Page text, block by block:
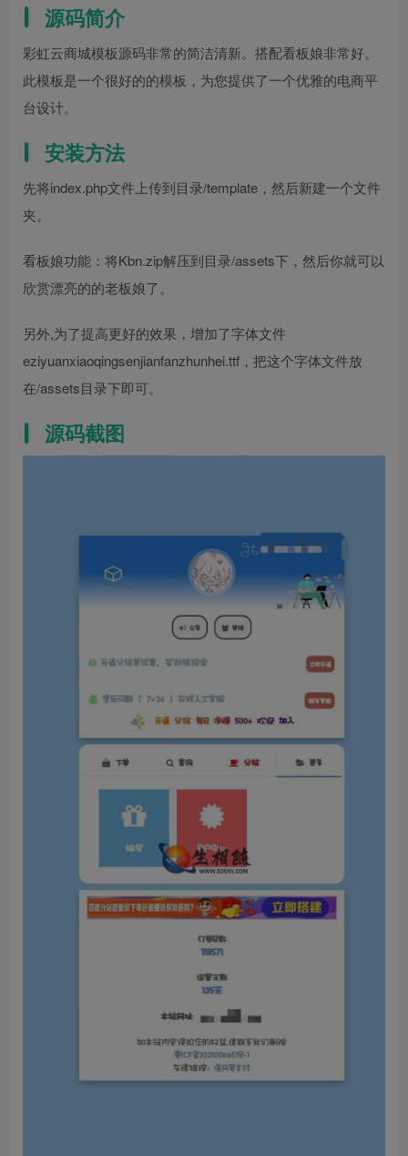
源码简介
彩虹云商城模板源码非常的简洁清新。搭配看板娘非常好。
此模板是一个很好的的模板，为您提供了一个优雅的电商平
台设计。
安装方法
先将index.php文件上传到目录/template，然后新建一个文件
夹。
看板娘功能：将Kbn.zip解压到目录/assets下，然后你就可以
欣赏漂亮的的老板娘了。
另外,为了提高更好的效果，增加了字体文件
eziyuanxiaoqingsenjianfanzhunhei.ttf，把这个字体文件放
在/assets目录下即可。
源码截图